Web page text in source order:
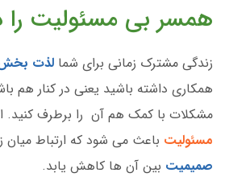
همسر بی مسئولیت را
زندگی مشترک زمانی برای شما لذت
همکاری داشته باشید یعنی در کنار هم
مشکلات با کمک هم آن را برطرف کنید.
مسئولیت باعث می شود که ارتباط
صمیمیت بین آن ها کاهش یابد.